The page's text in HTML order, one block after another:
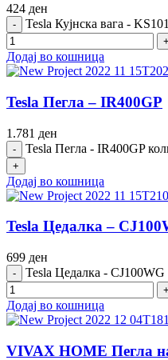
424 ден
Tesla Кујнска вага -
Додај во кошница
Tesla Пегла – IR400GP
1.781 ден
Tesla Пегла - IR400GP
Додај во кошница
Tesla Цедалка –
699 ден
Tesla Цедалка - CJ100WG
Додај во кошница
VIVAX HOME Пегла